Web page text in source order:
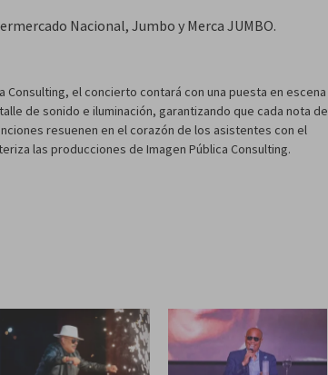
Nacional, Jumbo y Merca JUMBO.
Consulting, el concierto contará con una puesta en escena
de sonido e iluminación, garantizando que cada nota de
resuenen en el corazón de los asistentes con el
las producciones de Imagen Pública Consulting.